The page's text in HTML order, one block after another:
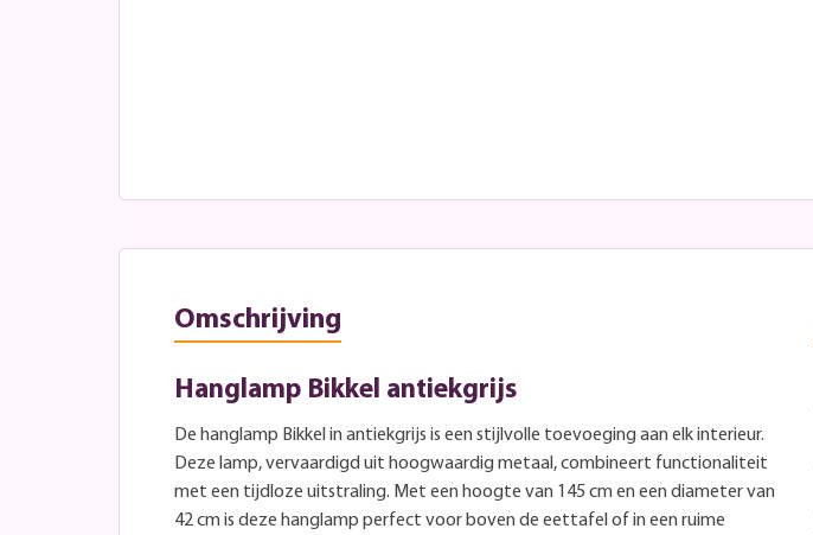
Omschrijving
Hanglamp Bikkel antiekgrijs
De hanglamp Bikkel in antiekgrijs is een stijlvolle toevoeging aan elk interieur.
Deze lamp, vervaardigd uit hoogwaardig metaal, combineert functionaliteit
met een tijdloze uitstraling. Met een hoogte van 145 cm en een diameter van
42 cm is deze hanglamp perfect voor boven de eettafel of in een ruime